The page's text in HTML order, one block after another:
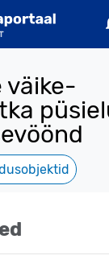
väike-